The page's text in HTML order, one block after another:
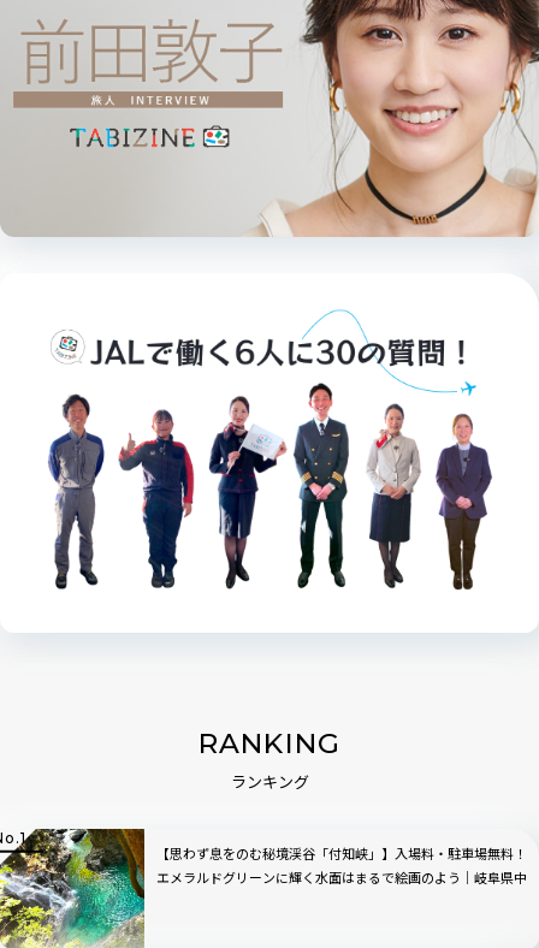
RANKING
ランキング
【思わず息をのむ秘境渓谷「付知峡」】入場料・駐車場無料！
エメラルドグリーンに輝く水面はまるで絵画のよう｜岐阜県中